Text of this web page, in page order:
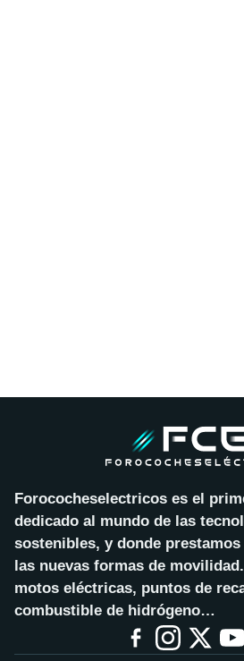
Forococheselectricos es el
dedicado al mundo de las
sostenibles, y donde
las nuevas formas de
motos eléctricas, puntos de
combustible de hidrógeno…